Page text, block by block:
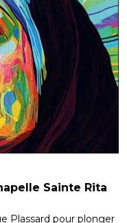
Sainte Rita
Plassard pour plonger